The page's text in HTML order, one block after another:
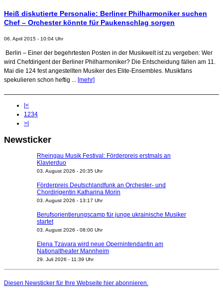
Heiß diskutierte Personalie: Berliner Philharmoniker suchen
Chef – Orchester könnte für Paukenschlag sorgen
06. April 2015 - 10:04 Uhr
Berlin – Einer der begehrtesten Posten in der Musikwelt ist zu vergeben: Wer
wird Chefdirigent der Berliner Philharmoniker? Die Entscheidung fällen am 11.
Mai die 124 fest angestellten Musiker des Elite-Ensembles. Musikfans
spekulieren schon heftig ... [mehr]
|<
1 234
>|
Newsticker
Rheingau Musik Festival: Förderpreis erstmals an
Klavierduo
03. August 2026 - 20:35 Uhr
Förderpreis Deutschlandfunk an Orchester- und
Chordirigentin Katharina Morin
03. August 2026 - 13:17 Uhr
Berufsorientierungscamp für junge ukrainische Musiker
startet
03. August 2026 - 08:00 Uhr
Elena Tzavara wird neue Opernintendantin am
Nationaltheater Mannheim
29. Juli 2026 - 11:39 Uhr
geht 2027
Diesen Newsticker für Ihre Webseite hier abonnieren.